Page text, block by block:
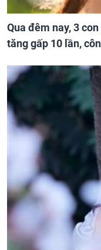
Qua đêm nay, 3
tăng gấp 10 lần,